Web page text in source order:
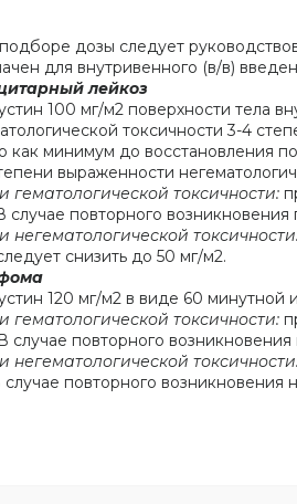
дозы следует
для внутривенного (в/в)
лейкоз
100 мг/м2 поверхности тела
токсичности 3-4
как минимум до восстановления
выраженности
токсичности:
повторного
снизить до 50 мг/м2.
120 мг/м2 в виде 60 минутной
токсичности:
повторного
повторного